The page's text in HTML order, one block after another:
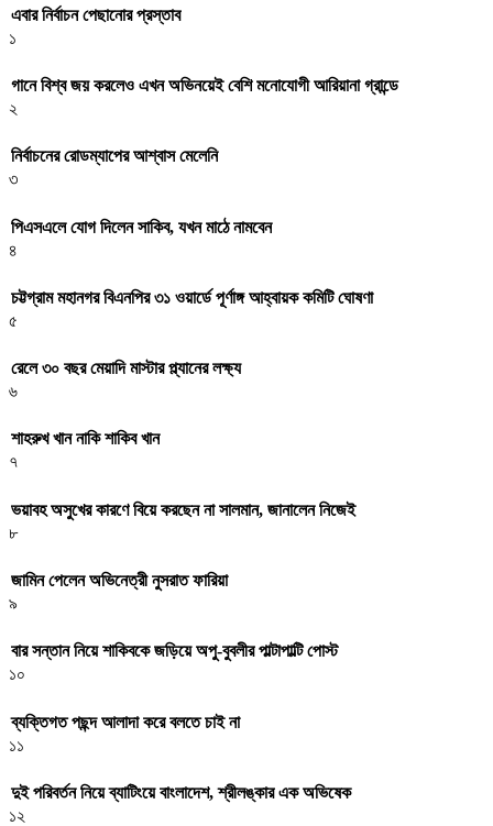
এবার নির্বাচন পেছানোর প্রস্তাব
১
গানে বিশ্ব জয় করলেও এখন অভিনয়েই বেশি মনোযোগী আরিয়ানা গ্রান্ডে
২
নির্বাচনের রোডম্যাপের আশ্বাস মেলেনি
৩
পিএসএলে যোগ দিলেন সাকিব, যখন মাঠে নামবেন
৪
চট্টগ্রাম মহানগর বিএনপির ৩১ ওয়ার্ডে পূর্ণাঙ্গ আহ্বায়ক কমিটি ঘোষণা
৫
রেলে ৩০ বছর মেয়াদি মাস্টার প্ল্যানের লক্ষ্য
৬
শাহরুখ খান নাকি শাকিব খান
৭
ভয়াবহ অসুখের কারণে বিয়ে করছেন না সালমান, জানালেন নিজেই
৮
জামিন পেলেন অভিনেত্রী নুসরাত ফারিয়া
৯
বার সন্তান নিয়ে শাকিবকে জড়িয়ে অপু-বুবলীর পাল্টাপাল্টি পোস্ট
১০
ব্যক্তিগত পছন্দ আলাদা করে বলতে চাই না
১১
দুই পরিবর্তন নিয়ে ব্যাটিংয়ে বাংলাদেশ, শ্রীলঙ্কার এক অভিষেক
১২